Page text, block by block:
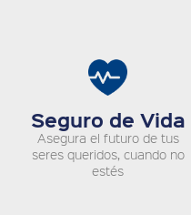
Seguro de Vida
Asegura el futuro de tus
seres queridos, cuando no
estés